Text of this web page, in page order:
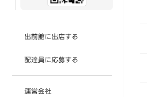
出前館に出店する
配達員に応募する
運営会社